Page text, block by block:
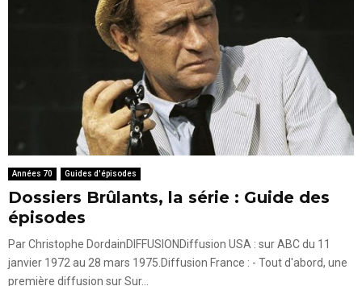
Années 70 Guides d'épisodes
Dossiers Brûlants, la série : Guide des
épisodes
Par Christophe DordainDIFFUSIONDiffusion USA : sur ABC du 11
janvier 1972 au 28 mars 1975.Diffusion France : - Tout d'abord, une
première diffusion sur Sur...